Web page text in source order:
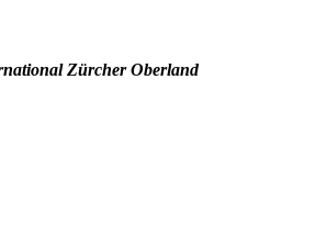
Zürcher Oberland